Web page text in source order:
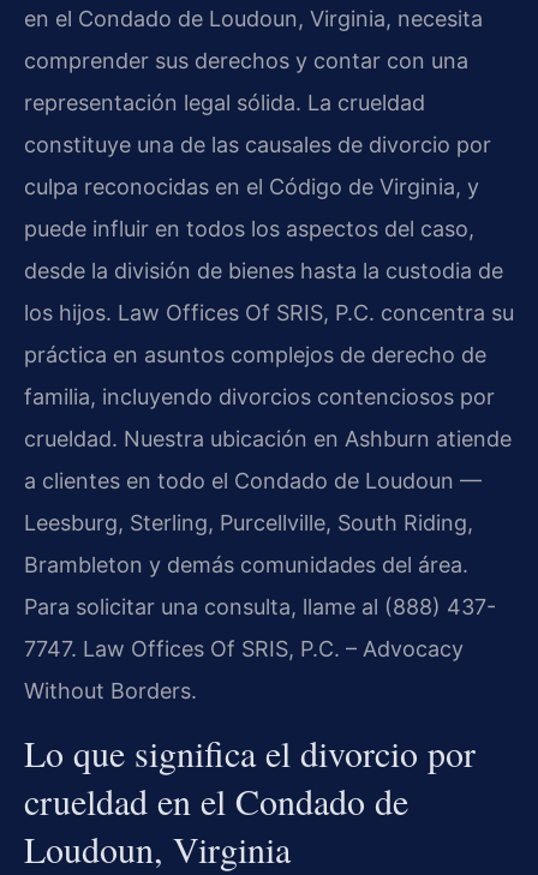
en el Condado de Loudoun, Virginia, necesita
comprender sus derechos y contar con una
representación legal sólida. La crueldad
constituye una de las causales de divorcio por
culpa reconocidas en el Código de Virginia, y
puede influir en todos los aspectos del caso,
desde la división de bienes hasta la custodia de
los hijos. Law Offices Of SRIS, P.C. concentra su
práctica en asuntos complejos de derecho de
familia, incluyendo divorcios contenciosos por
crueldad. Nuestra ubicación en Ashburn atiende
a clientes en todo el Condado de Loudoun —
Leesburg, Sterling, Purcellville, South Riding,
Brambleton y demás comunidades del área.
Para solicitar una consulta, llame al (888) 437-
7747. Law Offices Of SRIS, P.C. – Advocacy
Without Borders.
Lo que significa el divorcio por
crueldad en el Condado de
Loudoun, Virginia